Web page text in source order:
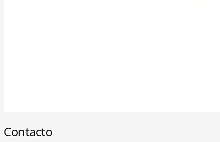
Contacto